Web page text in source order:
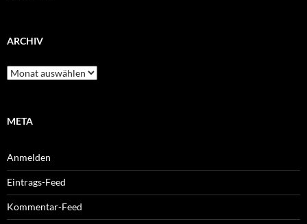
ARCHIV
Archiv
META
Anmelden
Eintrags-Feed
Kommentar-Feed